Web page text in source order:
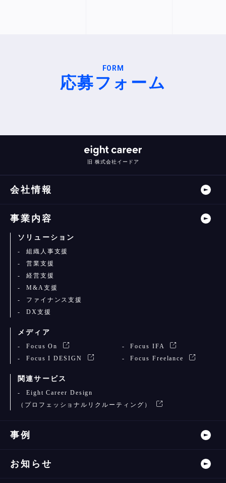
FORM
応募フォーム
旧 株式会社イードア
会社情報
事業内容
ソリューション
組織人事支援
営業支援
経営支援
M&A支援
ファイナンス支援
DX支援
メディア
Focus On
Focus IFA
Focus I DESIGN
Focus Freelance
関連サービス
Eight Career Design
（プロフェッショナルリクルーティング）
事例
お知らせ